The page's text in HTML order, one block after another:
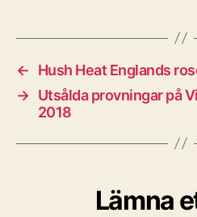
←
Hush Heat Englands
→ Utsålda provningar på
2018
Lämna